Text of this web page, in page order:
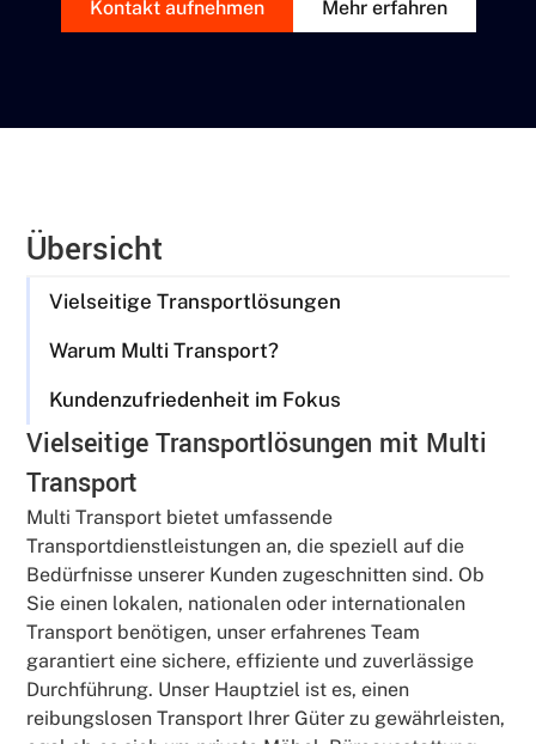
Kontakt aufnehmen Mehr erfahren
Übersicht
Vielseitige Transportlösungen
Warum Multi Transport?
Kundenzufriedenheit im Fokus
Vielseitige Transportlösungen mit Multi
Transport
Multi Transport bietet umfassende
Transportdienstleistungen an, die speziell auf die
Bedürfnisse unserer Kunden zugeschnitten sind. Ob
Sie einen lokalen, nationalen oder internationalen
Transport benötigen, unser erfahrenes Team
garantiert eine sichere, effiziente und zuverlässige
Durchführung. Unser Hauptziel ist es, einen
reibungslosen Transport Ihrer Güter zu gewährleisten,